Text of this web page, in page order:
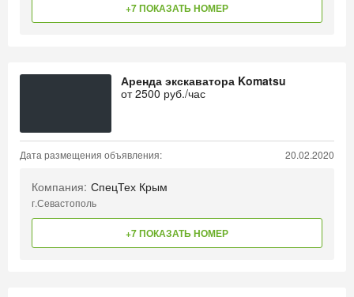
+7 ПОКАЗАТЬ НОМЕР
Аренда экскаватора Komatsu
от2500 руб./час
Дата размещения объявления: 20.02.2020
Компания: СпецТех Крым
г.Севастополь
+7 ПОКАЗАТЬ НОМЕР